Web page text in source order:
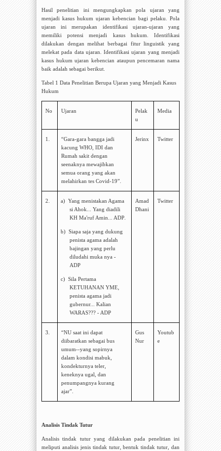
Hasil penelitian ini mengungkapkan pola ujaran yang
menjadi kasus hukum ujaran kebencian bagi pelaku. Pola
ujaran ini merupakan identifikasi ujaran-ujaran yang
memiliki potensi menjadi kasus hukum. Identifikasi
dilakukan dengan melihat berbagai fitur linguistik yang
melekat pada data ujaran. Identifikasi ujaran yang menjadi
kasus hukum ujaran kebencian ataupun pencemaran nama
baik adalah sebagai berikut.
Tabel 1 Data Penelitian Berupa Ujaran yang Menjadi Kasus
Hukum
No Ujaran
Pelak
u
Media
1. “Gara-gara bangga jadi
kacung WHO, IDI dan
Rumah sakit dengan
seenaknya mewajibkan
semua orang yang akan
melahirkan tes Covid-19”.
Jerinx Twitter
2. a) Yang menistakan Agama
si Ahok... Yang diadili
KH Ma'ruf Amin... ADP
b) Siapa saja yang dukung
penista agama adalah
bajingan yang perlu
diludahi muka nya -
ADP
c) Sila Pertama
KETUHANAN YME,
penista agama jadi
gubernur... Kalian
WARAS??? - ADP
Amad
Dhani
Twitter
3. “NU saat ini dapat
diibaratkan sebagai bus
umum--yang sopirnya
dalam kondisi mabuk,
kondekturnya teler,
keneknya ugal, dan
penumpangnya kurang
ajar”.
Gus
Nur
Youtub
e
Analisis Tindak Tutur
Analisis tindak tutur yang dilakukan pada penelitian ini
meliputi analisis jenis tindak tutur, bentuk tindak tutur, dan